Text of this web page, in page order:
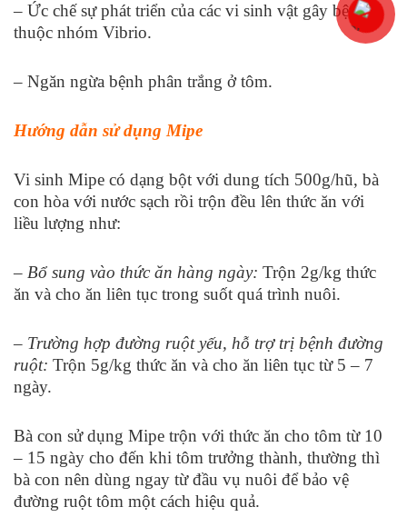
– Ức chế sự phát triển của các vi sinh vật gây bệnh
thuộc nhóm Vibrio.
– Ngăn ngừa bệnh phân trắng ở tôm.
Hướng dẫn sử dụng Mipe
Vi sinh Mipe có dạng bột với dung tích 500g/hũ, bà
con hòa với nước sạch rồi trộn đều lên thức ăn với
liều lượng như:
– Bổ sung vào thức ăn hàng ngày: Trộn 2g/kg thức
ăn và cho ăn liên tục trong suốt quá trình nuôi.
– Trường hợp đường ruột yếu, hỗ trợ trị bệnh đường
ruột: Trộn 5g/kg thức ăn và cho ăn liên tục từ 5 – 7
ngày.
Bà con sử dụng Mipe trộn với thức ăn cho tôm từ 10
– 15 ngày cho đến khi tôm trưởng thành, thường thì
bà con nên dùng ngay từ đầu vụ nuôi để bảo vệ
đường ruột tôm một cách hiệu quả.